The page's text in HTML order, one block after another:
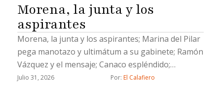
Morena, la junta y los
aspirantes
Morena, la junta y los aspirantes; Marina del Pilar
pega manotazo y ultimátum a su gabinete; Ramón
Vázquez y el mensaje; Canaco espléndido;
Evangelina Moreno, lengua larga y un Socavón de
Julio 31, 2026 Por: El Calafiero